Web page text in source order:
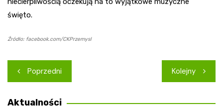
święto.
Źródło: facebook.com/CKPrzemysl
Nawigacja
wpisu
Poprzedni Kolejny
Aktualności